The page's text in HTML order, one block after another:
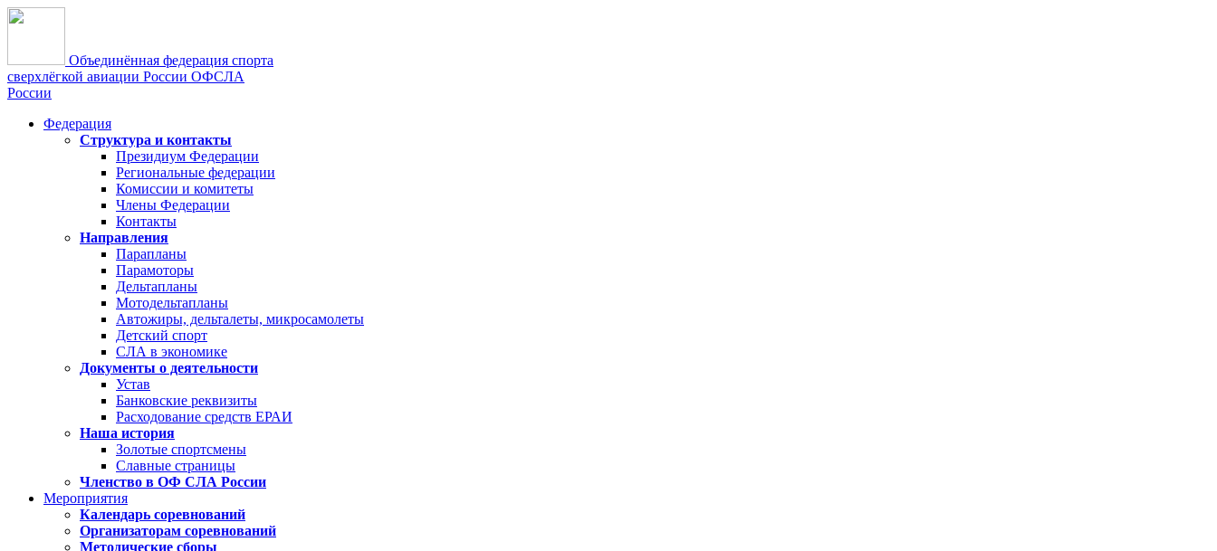
Объединённая федерация спорта
сверхлёгкой авиации России ОФСЛА
России
Федерация
Структура и контакты
Президиум Федерации
Региональные федерации
Комиссии и комитеты
Члены Федерации
Контакты
Направления
Парапланы
Парамоторы
Дельтапланы
Мотодельтапланы
Автожиры, дельталеты, микросамолеты
Детский спорт
СЛА в экономике
Документы о деятельности
Устав
Банковские реквизиты
Расходование средств ЕРАИ
Наша история
Золотые спортсмены
Славные страницы
Членство в ОФ СЛА России
Мероприятия
Календарь соревнований
Организаторам соревнований
Методические сборы